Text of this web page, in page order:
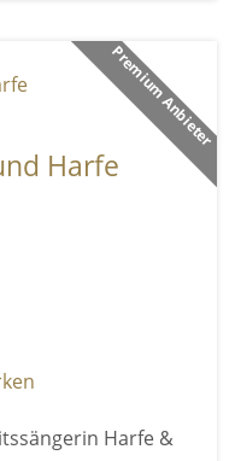
Premium Anbieter
Harfe
Harfe &